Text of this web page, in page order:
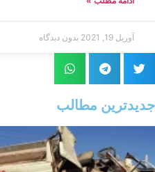
آوریل 19, 2021 بدون دیدگاه
جدیدترین مطالب